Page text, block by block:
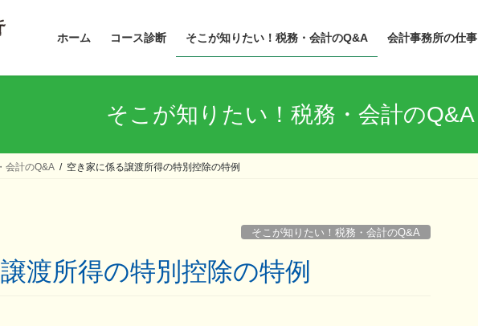
ホーム コース診断 そこが知りたい！税務・会計のQ&A 会計事務所の仕事
そこが知りたい！税務・会計のQ&A
会計のQ&A 空き家に係る譲渡所得の特別控除の特例
そこが知りたい！税務・会計のQ&A
譲渡所得の特別控除の特例